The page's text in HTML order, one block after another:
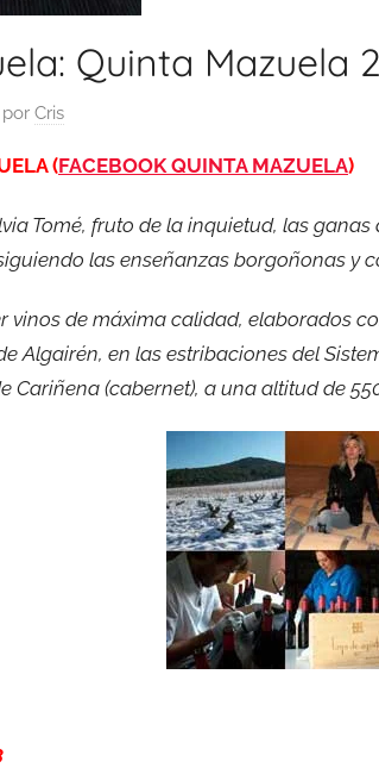
Quinta Mazuela
por Cris
(FACEBOOK QUINTA MAZUELA)
Tomé, fruto de la inquietud, las
las enseñanzas borgoñonas y
vinos de máxima calidad, elaborados
Algairén, en las estribaciones del
Cariñena (cabernet), a una altitud de